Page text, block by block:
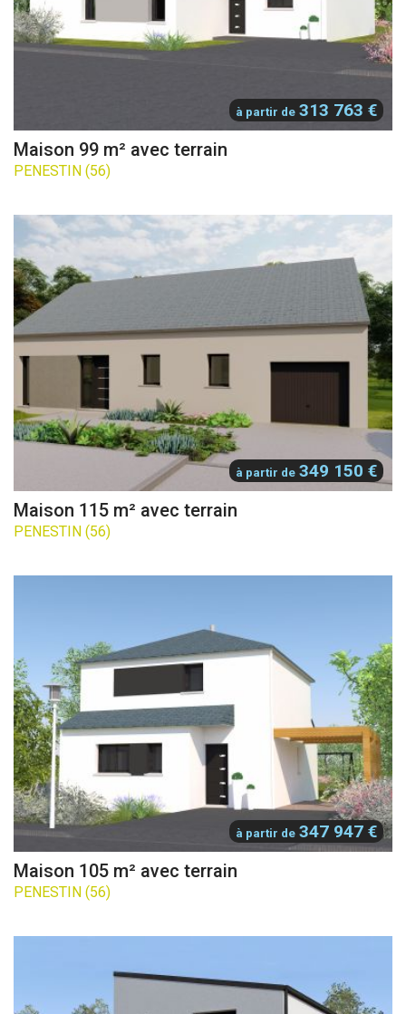
à partir de 313 763 €
Maison 99 m² avec terrain
PENESTIN (56)
à partir de 349 150 €
Maison 115 m² avec terrain
PENESTIN (56)
à partir de 347 947 €
Maison 105 m² avec terrain
PENESTIN (56)